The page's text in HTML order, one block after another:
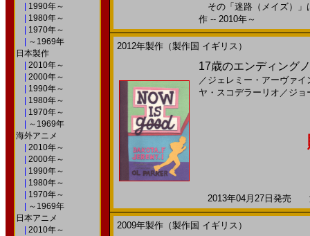
1990年～
1980年～
1970年～
～1969年
日本製作
2010年～
2000年～
1990年～
1980年～
1970年～
～1969年
海外アニメ
2010年～
2000年～
1990年～
1980年～
1970年～
～1969年
日本アニメ
2010年～
その「迷路（メイズ）
作 -- 2010年～
2012年製作（製作国 イギリス）
17歳のエンディング
／ ジェレミー・アーヴァイ
ヤ・スコデラーリオ ／ ジョ
2013年04月27日発売
2009年製作（製作国 イギリス）